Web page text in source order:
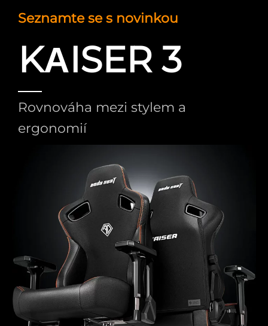
Seznamte se s novinkou
KАISER 3
Rovnováha mezi stylem a
ergonomií